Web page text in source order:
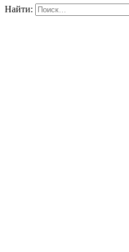
Найти: